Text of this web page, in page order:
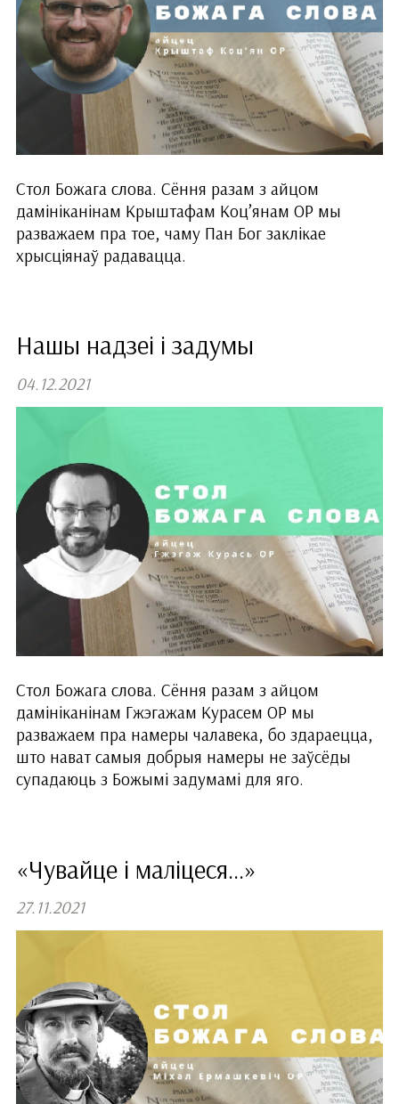
Стол Божага слова. Сёння разам з айцом
дамініканінам Крыштафам Коц’янам ОР мы
разважаем пра тое, чаму Пан Бог заклікае
хрысціянаў радавацца.
Нашы надзеі і задумы
04.12.2021
Стол Божага слова. Сёння разам з айцом
дамініканінам Гжэгажам Курасем ОР мы
разважаем пра намеры чалавека, бо здараецца,
што нават самыя добрыя намеры не заўсёды
супадаюць з Божымі задумамі для яго.
«Чувайце і маліцеся...»
27.11.2021